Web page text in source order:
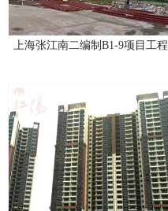
上海张江南二编制B1-9项目工程